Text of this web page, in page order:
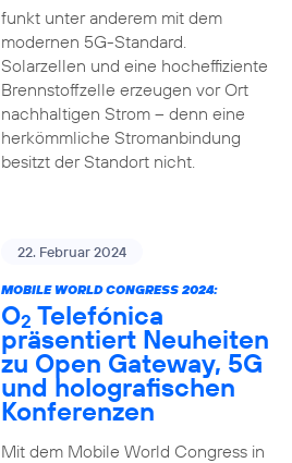
funkt unter anderem mit dem
modernen 5G-Standard.
Solarzellen und eine hocheffiziente
Brennstoffzelle erzeugen vor Ort
nachhaltigen Strom – denn eine
herkömmliche Stromanbindung
besitzt der Standort nicht.
22. Februar 2024
MOBILE WORLD CONGRESS 2024:
O2 Telefónica
präsentiert Neuheiten
zu Open Gateway, 5G
und holografischen
Konferenzen
Mit dem Mobile World Congress in